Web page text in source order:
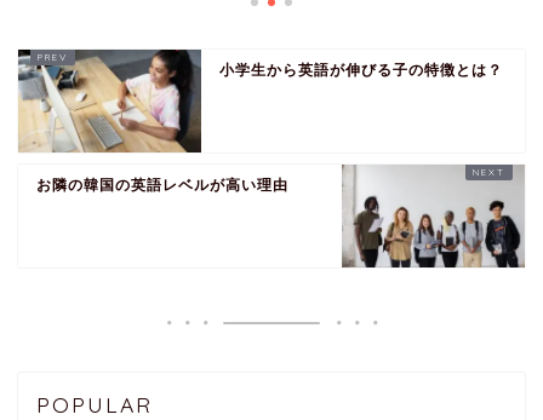
小学生から英語が伸びる子の特徴とは？
お隣の韓国の英語レベルが高い理由
POPULAR